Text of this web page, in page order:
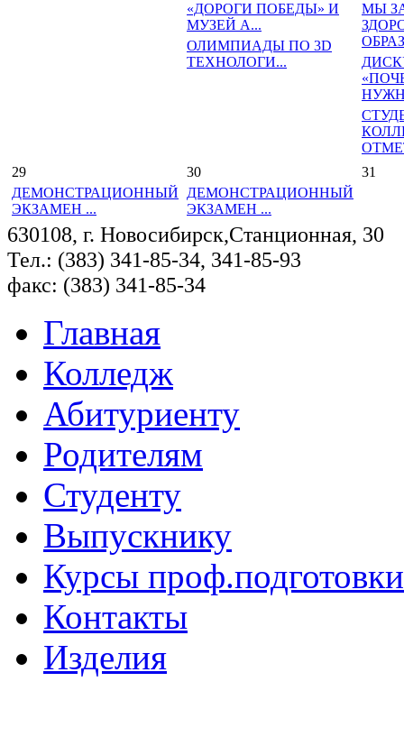
«ДОРОГИ ПОБЕДЫ» И
МУЗЕЙ А...
ОЛИМПИАДЫ ПО 3D
ТЕХНОЛОГИ...
МЫ
29
ДЕМОНСТРАЦИОННЫЙ
ЭКЗАМЕН ...
30
ДЕМОНСТРАЦИОННЫЙ
ЭКЗАМЕН ...
31
630108, г. Новосибирск,Станционная, 30
Тел.: (383) 341-85-34, 341-85-93
факс: (383) 341-85-34
Главная
Колледж
Абитуриенту
Родителям
Студенту
Выпускнику
Курсы проф.подготовки
Контакты
Изделия